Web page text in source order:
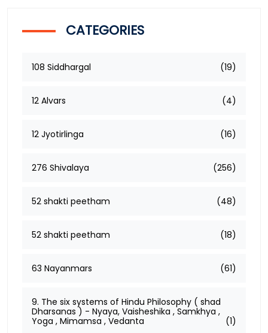
CATEGORIES
108 Siddhargal (19)
12 Alvars (4)
12 Jyotirlinga (16)
276 Shivalaya (256)
52 shakti peetham (48)
52 shakti peetham (18)
63 Nayanmars (61)
9. The six systems of Hindu Philosophy ( shad
Dharsanas ) - Nyaya, Vaisheshika , Samkhya ,
Yoga , Mimamsa , Vedanta
(1)